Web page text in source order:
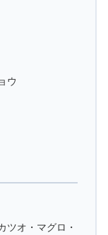
ウ
ツオ・マグロ・